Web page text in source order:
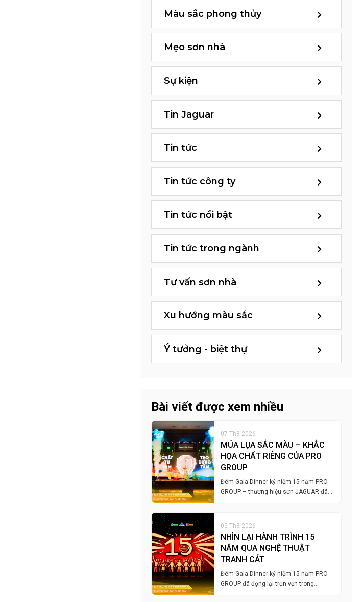
Màu sắc phong thủy
Mẹo sơn nhà
Sự kiện
Tin Jaguar
Tin tức
Tin tức công ty
Tin tức nổi bật
Tin tức trong ngành
Tư vấn sơn nhà
Xu hướng màu sắc
Ý tưởng - biệt thự
Bài viết được xem nhiều
07-Th8-2026
MÚA LỤA SẮC MÀU – KHẮC
HỌA CHẤT RIÊNG CỦA PRO
GROUP
Đêm Gala Dinner kỷ niệm 15 năm PRO
GROUP – thương hiệu sơn JAGUAR đã…
05-Th8-2026
NHÌN LẠI HÀNH TRÌNH 15
NĂM QUA NGHỆ THUẬT
TRANH CÁT
Đêm Gala Dinner kỷ niệm 15 năm PRO
GROUP đã đọng lại trọn vẹn trong…